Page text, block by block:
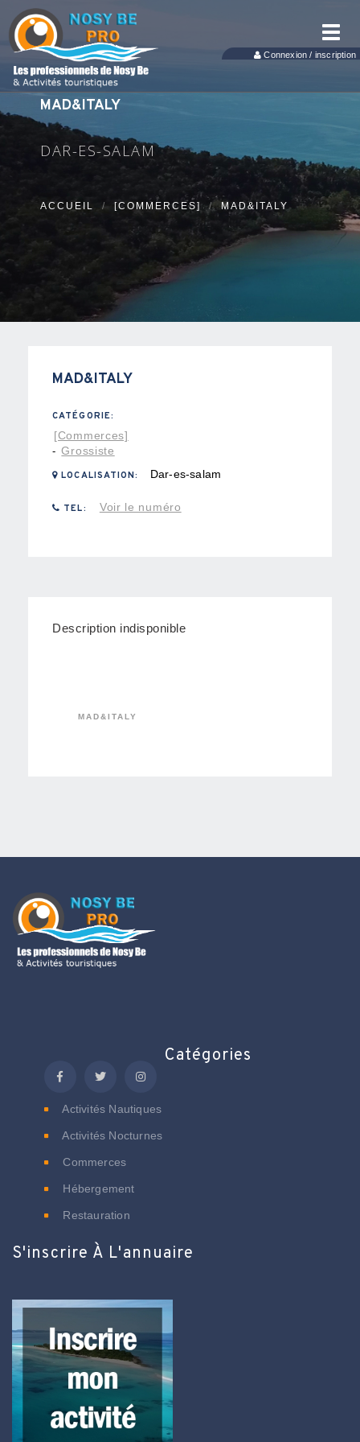
Connexion / inscription
MAD&ITALY
DAR-ES-SALAM
ACCUEIL [COMMERCES] MAD&ITALY
MAD&ITALY
CATÉGORIE:
[Commerces]
- Grossiste
LOCALISATION: Dar-es-salam
TEL: Voir le numéro
Description indisponible
MAD&ITALY
Catégories
Activités Nautiques
Activités Nocturnes
Commerces
Hébergement
Restauration
S'inscrire À L'annuaire